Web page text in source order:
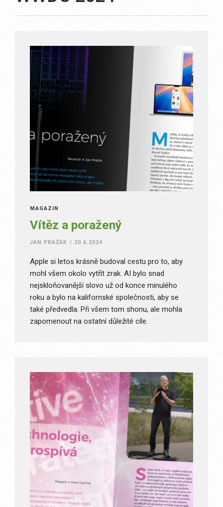
MAGAZÍN
Vítěz a poražený
JAN PRAŽÁK / 20.6.2024
Apple si letos krásně budoval cestu pro to, aby
mohl všem okolo vytřít zrak. AI bylo snad
nejskloňovanější slovo už od konce minulého
roku a bylo na kalifornské společnosti, aby se
také předvedla. Při všem tom shonu, ale mohla
zapomenout na ostatní důležité cíle.